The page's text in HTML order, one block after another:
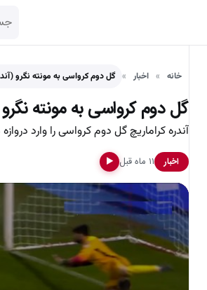
خانه اخبار گل دوم کرواسی به مونته نگرو
گل دوم کرواسی به مونته نگرو
آندره کراماریچ گل دوم کرواسی را وارد
اخبار ۱۱ ماه قبل ▶